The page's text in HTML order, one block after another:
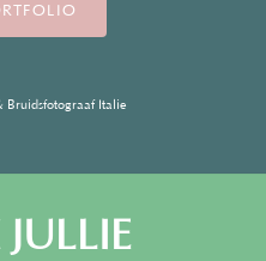
Bruidsfotograaf Italie